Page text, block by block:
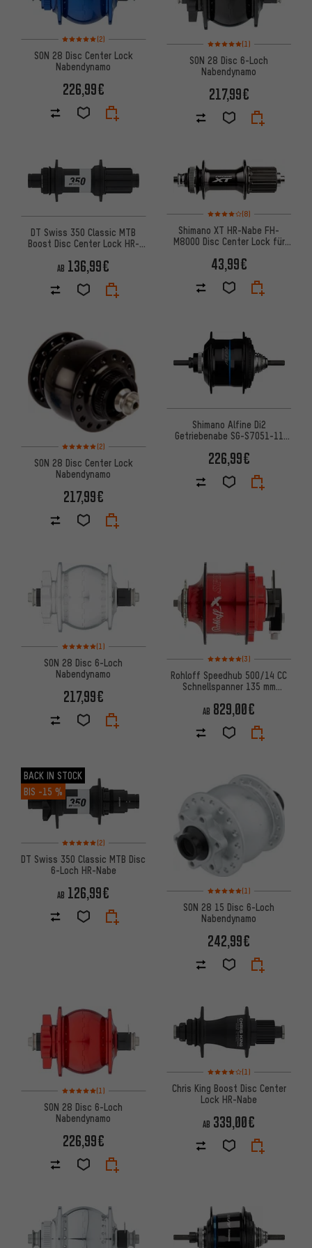
Bewertungen: 5 von 5 basierend auf 2 Bewertungen
(2)
SON 28 Disc Center Lock
Nabendynamo
226,99€
Bewertungen: 5 von 5
(1)
SON 28 Disc 6-Loch
Nabendynamo
217,99€
DT Swiss 350 Classic MTB
Boost Disc Center Lock HR-
AB 136,99€
Bewertungen: 4 von 5
(8)
Shimano XT HR-Nabe FH-
M8000 Disc Center Lock für
43,99€
Bewertungen: 5 von 5 basierend auf 2 Bewertungen
(2)
SON 28 Disc Center Lock
Nabendynamo
217,99€
Shimano Alfine Di2
Getriebenabe SG-S7051-11
226,99€
Bewertungen: 5 von 5 basierend auf 1 Bewertungen
(1)
SON 28 Disc 6-Loch
Nabendynamo
217,99€
Bewertungen: 5 von 5
(3)
Rohloff Speedhub 500/14 CC
Schnellspanner 135 mm
AB 829,00€
BACK IN STOCK
BIS -15 %
Bewertungen: 5 von 5 basierend auf 2 Bewertungen
(2)
DT Swiss 350 Classic MTB Disc
6-Loch HR-Nabe
AB 126,99€ Bewertungen: 5 von 5
(1)
SON 28 15 Disc 6-Loch
Nabendynamo
242,99€
Bewertungen: 5 von 5 basierend auf 1 Bewertungen
(1)
SON 28 Disc 6-Loch
Nabendynamo
226,99€
Bewertungen: 4 von 5
(1)
Chris King Boost Disc Center
Lock HR-Nabe
AB 339,00€